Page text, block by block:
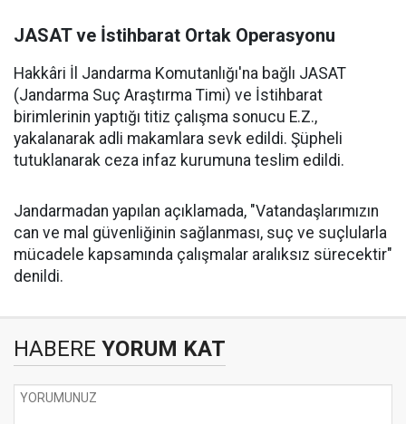
JASAT ve İstihbarat Ortak Operasyonu
Hakkâri İl Jandarma Komutanlığı'na bağlı JASAT
(Jandarma Suç Araştırma Timi) ve İstihbarat
birimlerinin yaptığı titiz çalışma sonucu E.Z.,
yakalanarak adli makamlara sevk edildi. Şüpheli
tutuklanarak ceza infaz kurumuna teslim edildi.
Jandarmadan yapılan açıklamada, "Vatandaşlarımızın
can ve mal güvenliğinin sağlanması, suç ve suçlularla
mücadele kapsamında çalışmalar aralıksız sürecektir"
denildi.
HABERE YORUM KAT